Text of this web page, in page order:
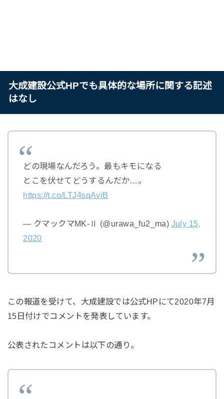
大成建設公式HPでも具体的な場所に関する記述
はなし
どの現場なんだろう。最もキモになる
とこを伏せてどうするんだか…。
https://t.co/LTJ4sqAviB
— クマックマMK-Ⅱ (@urawa_fu2_ma) July 15,
2020
この報道を受けて、大成建設では公式HPにて2020年7月
15日付けでコメントを発表しています。
公表されたコメントは以下の通り。